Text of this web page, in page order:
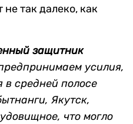
не так далеко, как
защитник
усилия,
в средней полосе
Якутск,
что могло